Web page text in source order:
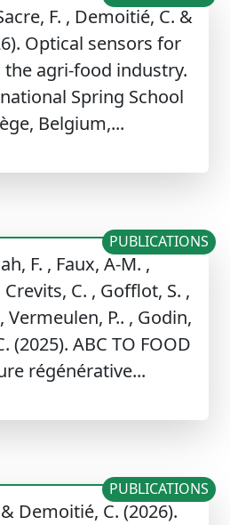
F. , Demoitié, C. &
Optical sensors for
agri-food industry.
Spring School
Belgium,...
F. , Faux, A-M. ,
C. , Gofflot, S. ,
Vermeulen, P.. , Godin,
(2025). ABC TO FOOD
régénérative...
PUBLICATIONS
Demoitié, C. (2026).
PUBLICATIONS